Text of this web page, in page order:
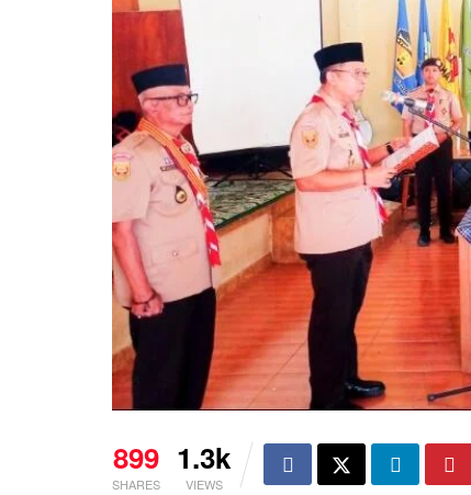
899
SHARES
1.3k
VIEWS